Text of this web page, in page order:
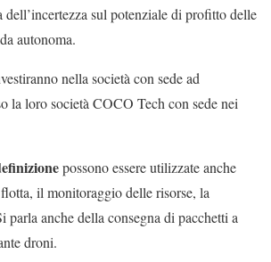
dell’incertezza sul potenziale di profitto delle
autonoma.
nella società con sede ad
la loro società COCO Tech con sede nei
possono essere utilizzate anche
il monitoraggio delle risorse, la
parla anche della consegna di pacchetti a
droni.